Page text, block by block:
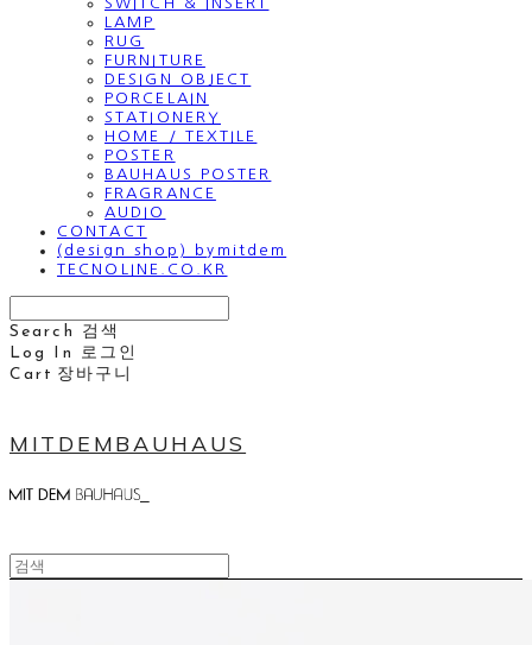
LAMP
RUG
FURNITURE
DESIGN OBJECT
PORCELAIN
STATIONERY
HOME / TEXTILE
POSTER
BAUHAUS POSTER
FRAGRANCE
AUDIO
CONTACT
(design shop) bymitdem
TECNOLINE.CO.KR
Search
검색
Log In
로그인
Cart 장바구니
MITDEMBAUHAUS